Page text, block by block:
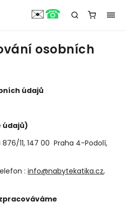
osobních
údajů
údajů)
876/11, 147 00 Praha 4-Podolí,
: info@nabytekatika.cz,
✉️☎